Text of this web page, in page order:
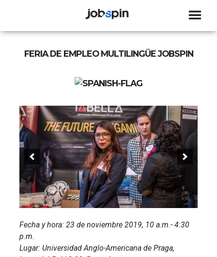
FERIA DE EMPLEO MULTILINGÜE JOBSPIN
Fecha y hora: 23 de noviembre 2019, 10 a.m.- 4:30
p.m.
Lugar: Universidad Anglo-Americana de Praga,